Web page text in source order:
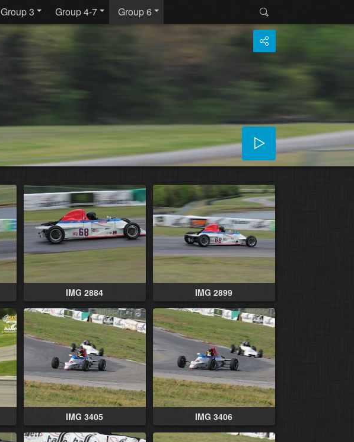
Group 3 Group 4-7 Group 6
IMG 2884 IMG 2899
IMG 3405 IMG 3406